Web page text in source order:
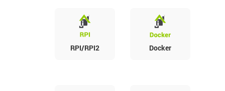
RPI/RPI2 Docker